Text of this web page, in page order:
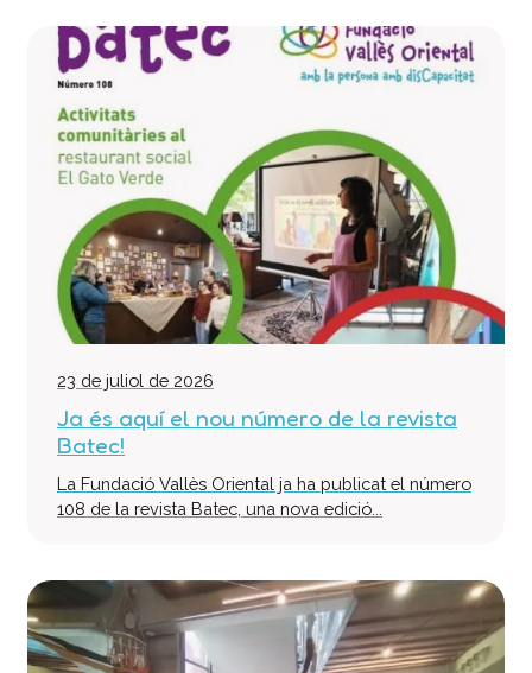
23 de juliol de 2026
Ja és aquí el nou número de la revista
Batec!
La Fundació Vallès Oriental ja ha publicat el número
108 de la revista Batec, una nova edició...